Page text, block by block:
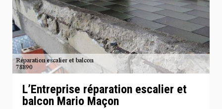
L’Entreprise réparation escalier et
balcon Mario Maçon